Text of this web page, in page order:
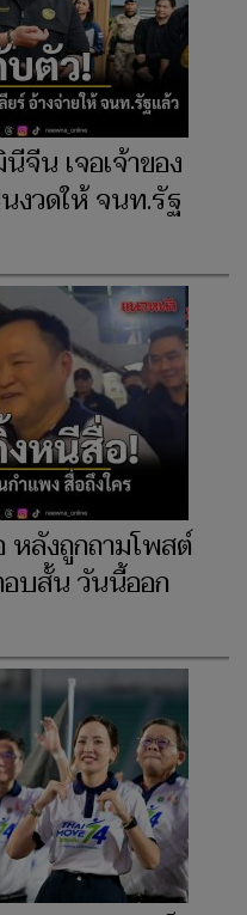
จีน เจอเจ้าของ
งวดให้ จนท.รัฐ
ลังถูกถามโพสต์
บสั้น วันนี้ออก